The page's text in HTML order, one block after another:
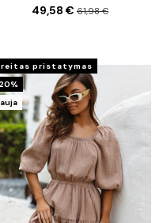
49,58 € 61,98 €
pristatymas